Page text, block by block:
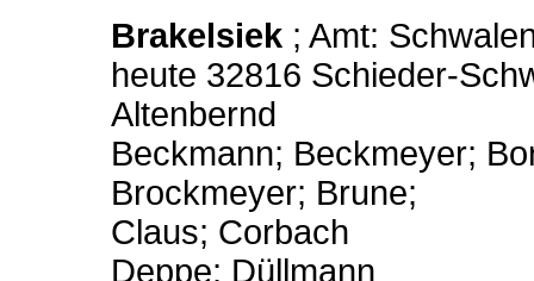
Brakelsiek ; Amt:
heute 32816 Schieder-
Altenbernd
Beckmann; Beckmeyer;
Brockmeyer; Brune;
Claus; Corbach
Deppe; Düllmann